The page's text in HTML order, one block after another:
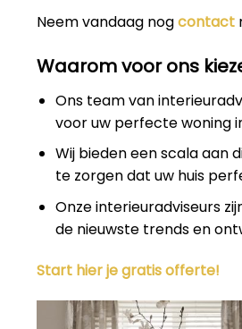
Neem vandaag nogcontact
Waarom voor ons
Ons team van
voor uw perfecte woning
Wij bieden een scala aan
te zorgen dat uw huis
Onze interieuradviseurs
de nieuwste trends en
Start hier je gratis offerte!